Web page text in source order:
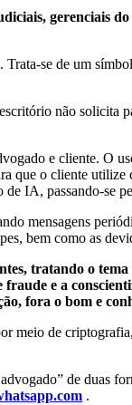
gerenciais
se de um
não
e cliente. O
o cliente
IA, passando-se
mensagens
bem como as
tratando o
e a
fora o bom e
de
de duas
.